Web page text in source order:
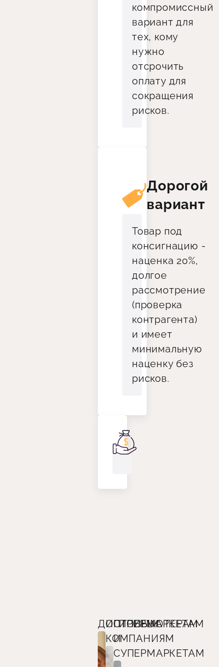
компромиссный
вариант для
тех, кому
нужно
отсрочить
оплату для
сокращения
рисков.
Дорогой
вариант
Товар под
консигнацию -
наценка 20%,
долгое
рассмотрение
(проверка
контрагента)
и имеет
минимальную
наценку без
рисков.
ДИСТРИБЬЮТЕРАМ
ОПТОВЫМ
КОМПАНИЯМ
ГИПЕРМАРКЕТАМ
И
СУПЕРМАРКЕТАМ